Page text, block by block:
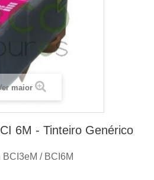
maior
6M - Tinteiro Genérico
BCI3eM / BCI6M